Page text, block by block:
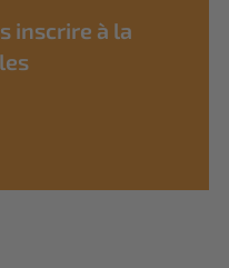
inscrire à la